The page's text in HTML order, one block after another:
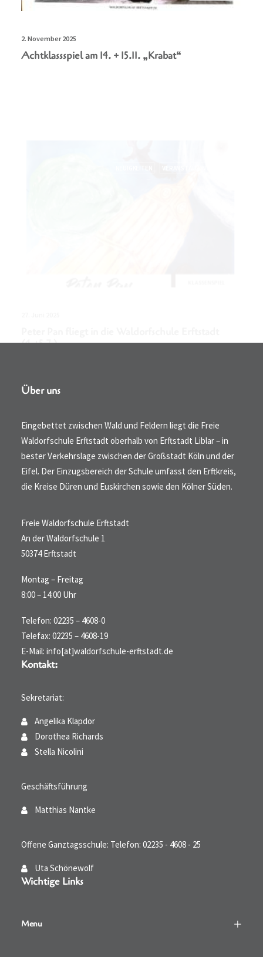
2. November 2025
Achtklassspiel am 14. + 15.11. „Krabat“
Über uns
Eingebettet zwischen Wald und Feldern liegt die Freie
Waldorfschule Erftstadt oberhalb von Erftstadt Liblar – in
bester Verkehrslage zwischen der Großstadt Köln und der
Eifel. Der Einzugsbereich der Schule umfasst den Erftkreis,
die Kreise Düren und Euskirchen sowie den Kölner Süden.
Freie Waldorfschule Erftstadt
An der Waldorfschule 1
50374 Erftstadt
Montag – Freitag
8:00 – 14:00 Uhr
Telefon: 02235 – 4608-0
Telefax: 02235 – 4608-19
E-Mail: info[at]waldorfschule-erftstadt.de
Kontakt:
Sekretariat:
Angelika Klapdor
Dorothea Richards
Stella Nicolini
Geschäftsführung
Matthias Nantke
Offene Ganztagsschule: Telefon: 02235 - 4608 - 25
Uta Schönewolf
Wichtige Links
Menu